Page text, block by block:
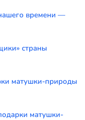
времени —
страны
матушки-природы
матушки-